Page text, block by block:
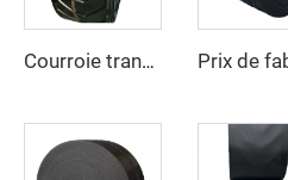
Courroie transporteuse en U personnalisée, très durable, pour matériaux à haute température